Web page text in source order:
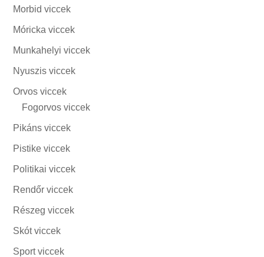
Morbid viccek
Móricka viccek
Munkahelyi viccek
Nyuszis viccek
Orvos viccek
Fogorvos viccek
Pikáns viccek
Pistike viccek
Politikai viccek
Rendőr viccek
Részeg viccek
Skót viccek
Sport viccek